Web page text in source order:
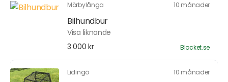
Mörbylånga 10 månader
Bilhundbur
Visa liknande
3 000 kr
Blocket.se
Lidingö 10 månader